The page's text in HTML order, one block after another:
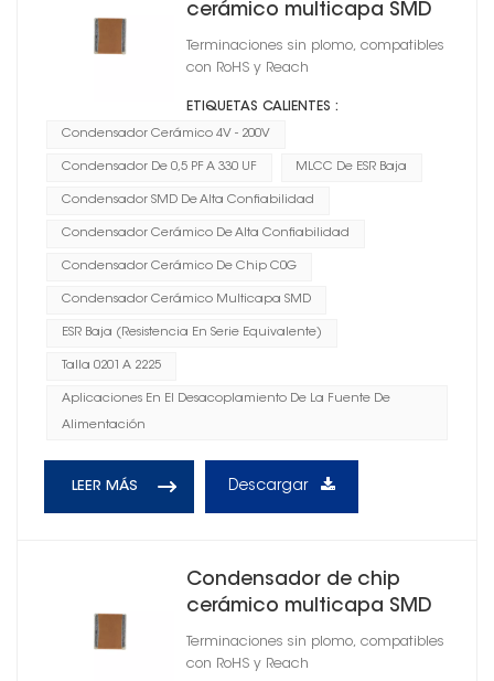
cerámico multicapa SMD
0402
Terminaciones sin plomo, compatibles
con RoHS y Reach
ETIQUETAS CALIENTES :
Condensador Cerámico 4V - 200V
Condensador De 0,5 PF A 330 UF MLCC De ESR Baja
Condensador SMD De Alta Confiabilidad
Condensador Cerámico De Alta Confiabilidad
Condensador Cerámico De Chip C0G
Condensador Cerámico Multicapa SMD
ESR Baja (resistencia En Serie Equivalente)
Talla 0201 A 2225
Aplicaciones En El Desacoplamiento De La Fuente De
Alimentación
LEER MÁS Descargar
Condensador de chip
cerámico multicapa SMD
0603
Terminaciones sin plomo, compatibles
con RoHS y Reach